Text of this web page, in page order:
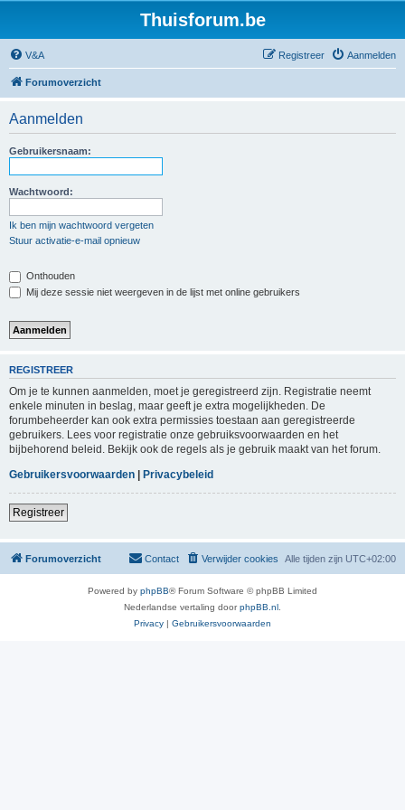
Thuisforum.be
V&A Aanmelden
Registreer
Forumoverzicht
Aanmelden
Gebruikersnaam:
Wachtwoord:
Ik ben mijn wachtwoord vergeten
Stuur activatie-e-mail opnieuw
Onthouden
Mij deze sessie niet weergeven in de lijst met online gebruikers
REGISTREER
Om je te kunnen aanmelden, moet je geregistreerd zijn. Registratie neemt
enkele minuten in beslag, maar geeft je extra mogelijkheden. De
forumbeheerder kan ook extra permissies toestaan aan geregistreerde
gebruikers. Lees voor registratie onze gebruiksvoorwaarden en het
bijbehorend beleid. Bekijk ook de regels als je gebruik maakt van het forum.
Gebruikersvoorwaarden | Privacybeleid
Registreer
Forumoverzicht Alle tijden zijn UTC+02:00
Verwijder cookies
Contact
Powered by phpBB® Forum Software © phpBB Limited
Nederlandse vertaling doorphpBB.nl
Privacy | Gebruikersvoorwaarden